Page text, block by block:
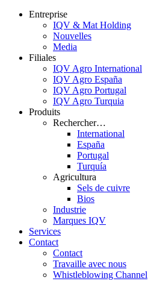
Entreprise
IQV & Mat Holding
Nouvelles
Media
Filiales
IQV Agro International
IQV Agro España
IQV Agro Portugal
IQV Agro Turquia
Produits
Rechercher…
International
España
Portugal
Turquía
Agricultura
Sels de cuivre
Bios
Industrie
Marques IQV
Services
Contact
Contact
Travaille avec nous
Whistleblowing Channel